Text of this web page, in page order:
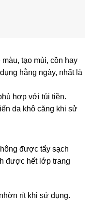
tạo mùi, cồn hay
hằng ngày, nhất là
hợp với túi tiền.
da khô căng khi sử
được tẩy sạch
được hết lớp trang
rít khi sử dụng.